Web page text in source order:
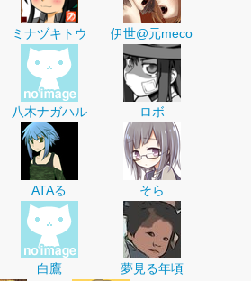
ミナヅキトウ 伊世@元meco
八木ナガハル ロボ
ATAる そら
白鷹 夢見る年頃